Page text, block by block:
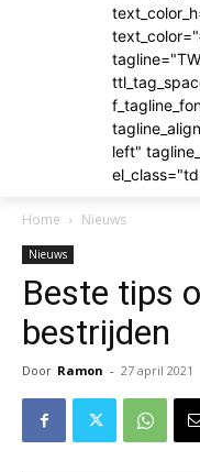
left"
Home Nieuws
Nieuws
Beste tips
bestrijden
Door Ramon - 27 april 2021